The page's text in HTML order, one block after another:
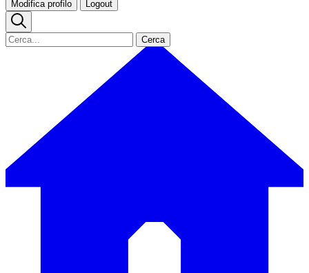
Modifica profilo Logout
Cerca